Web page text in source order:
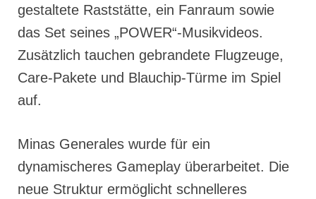
gestaltete Raststätte, ein Fanraum sowie
das Set seines „POWER“-Musikvideos.
Zusätzlich tauchen gebrandete Flugzeuge,
Care-Pakete und Blauchip-Türme im Spiel
auf.
Minas Generales wurde für ein
dynamischeres Gameplay überarbeitet. Die
neue Struktur ermöglicht schnelleres